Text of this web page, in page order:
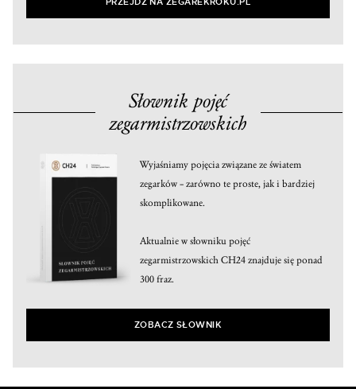
PRZEJDŹ NA ZEGAREKROKU.PL
Słownik pojęć
zegarmistrzowskich
Wyjaśniamy pojęcia związane ze światem
zegarków – zarówno te proste, jak i bardziej
skomplikowane.
Aktualnie w słowniku pojęć
zegarmistrzowskich CH24 znajduje się ponad
300 fraz.
ZOBACZ SŁOWNIK